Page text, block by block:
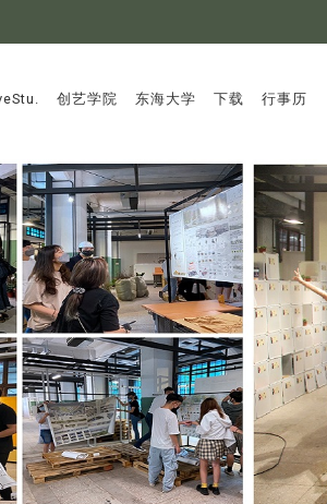
:::
创艺学院 东海大学 下载 行事历